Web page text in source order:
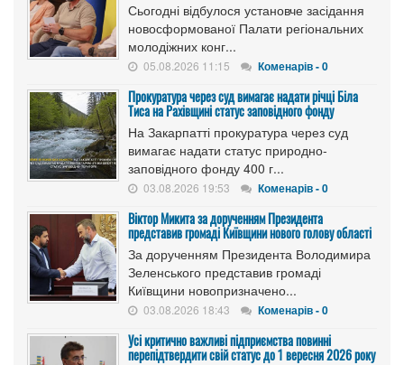
Сьогодні відбулося установче засідання
новосформованої Палати регіональних
молодіжних конг...
05.08.2026 11:15 Коменарів - 0
Прокуратура через суд вимагає надати річці Біла
Тиса на Рахівщині статус заповідного фонду
На Закарпатті прокуратура через суд
вимагає надати статус природно-
заповідного фонду 400 г...
03.08.2026 19:53 Коменарів - 0
Віктор Микита за дорученням Президента
представив громаді Київщини нового голову області
За дорученням Президента Володимира
Зеленського представив громаді
Київщини новопризначено...
03.08.2026 18:43 Коменарів - 0
Усі критично важливі підприємства повинні
перепідтвердити свій статус до 1 вересня 2026 року